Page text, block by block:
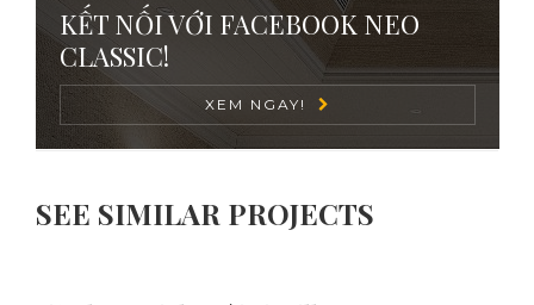
KẾT NỐI VỚI FACEBOOK NEO
CLASSIC!
XEM NGAY!
SEE SIMILAR PROJECTS